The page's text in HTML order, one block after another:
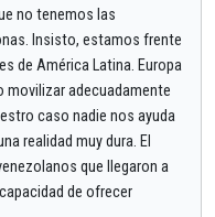
no tenemos las
Insisto, estamos frente
de América Latina. Europa
movilizar adecuadamente
caso nadie nos ayuda
realidad muy dura. El
que llegaron a
de ofrecer